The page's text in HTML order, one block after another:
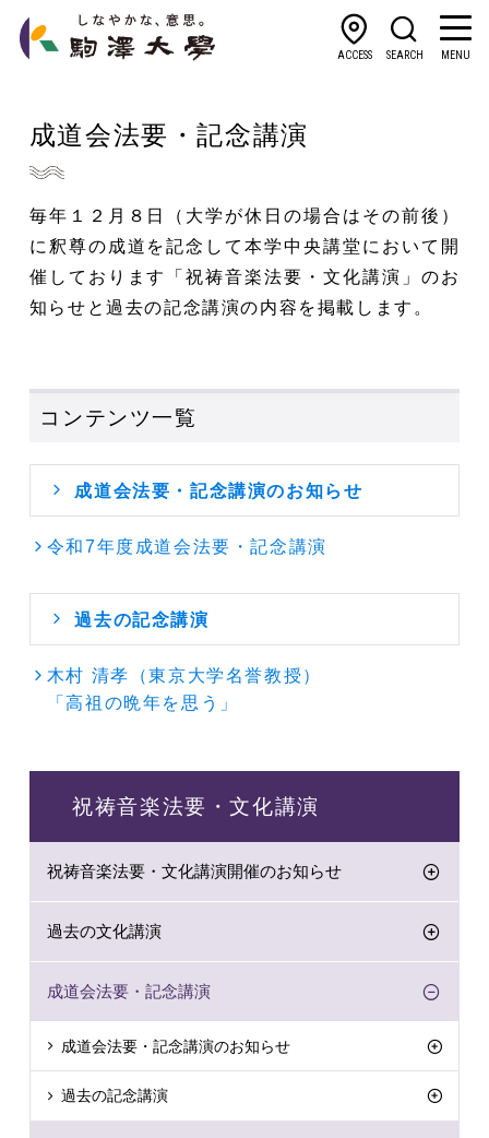
ACCESS SEARCH MENU
成道会法要・記念講演
毎年１２月８日（大学が休日の場合はその前後）
に釈尊の成道を記念して本学中央講堂において開
催しております「祝祷音楽法要・文化講演」のお
知らせと過去の記念講演の内容を掲載します。
コンテンツ一覧
成道会法要・記念講演のお知らせ
令和7年度成道会法要・記念講演
過去の記念講演
木村 清孝（東京大学名誉教授）
「高祖の晩年を思う」
祝祷音楽法要・文化講演
祝祷音楽法要・文化講演開催のお知らせ
過去の文化講演
成道会法要・記念講演
成道会法要・記念講演のお知らせ
過去の記念講演